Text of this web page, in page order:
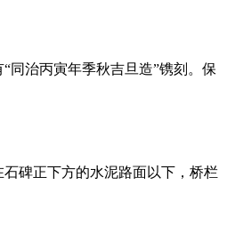
同治丙寅年季秋吉旦造”镌刻。保
碑正下方的水泥路面以下，桥栏